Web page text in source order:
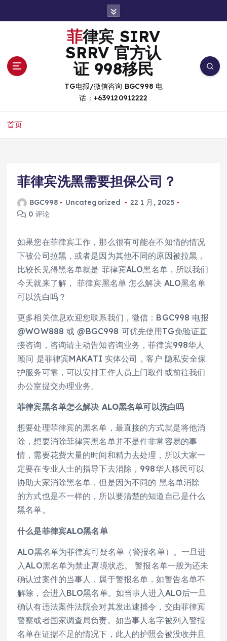
菲律宾 SIRV
SRRV 官方认
证 998移民
TG电报/微信咨询 BGC998 电
话：+639120912222
首页
菲律宾洗黑需要担保公司？
BGC998 Uncategorized
22 1 月, 2025
0 评论
如果您在菲律宾工作，那么很有可能在不知情的情况
下被公司拉黑，或者是因为其他不同的原因被拉黑，
比较长见得黑名单就是 菲律宾ALO黑名单，所以我们
今天就来了解， 菲律宾黑名单 怎么解决 ALO黑名单
可以洗白吗？
更多相关信息欢迎您联系我们，微信：BGC998 电报
@WOW888 或 @BGC998 可优先使用TG免验证直
接咨询，咨询请主动告知咨询业务，菲律宾998华人
顾问 是菲律宾MAKATI 实体公司，客户 隐私安全保
护服务可靠，可以安排工作人员上门取件或前往我们
办公室提交办理业务。
菲律宾黑名单怎么解决 ALO黑名单可以洗白吗
想要处理菲律宾的黑名单，最直接的方式就是将他消
除，想要消除菲律宾黑名单并不是件非常容易的事
情，需要花费大量的时间和精力去处理，所以大家一
定要在专业人士的指导下去消除，998华人移民可以
协助大家消除黑名单，但是因为不同的 黑名单消除
的方式也是不一样的，所以要清楚的知道自己是什么
黑名单。
什么是菲律宾ALO黑名单
ALO黑名单为菲律宾可疑名单（警报名单）。一旦进
入ALO黑名单为禁止离境状态。 警报名单一般为还未
确认过案件的当事人，属于警报名单，如警告名单不
解除，会进入BLO黑名单。如当事人进入ALO后一旦
确认有违法案件法院会对其发出逮捕令，交由菲律宾
警察或者国家调查局负责。如当事人名字被列入警报
名单在证据不足的情况下，此人的护照会被没收并且